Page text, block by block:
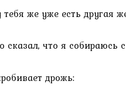
же уже есть другая
сказал, что я собираюсь
дрожь: